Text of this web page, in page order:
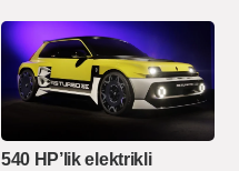
540 HP’lik elektrikli